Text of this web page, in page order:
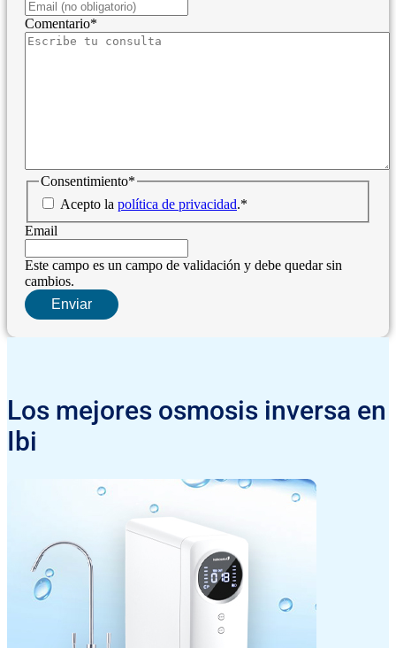
Comentario*
Consentimiento*
Acepto la política de privacidad.*
Email
Este campo es un campo de validación y debe quedar sin
cambios.
Los mejores osmosis inversa en
Ibi